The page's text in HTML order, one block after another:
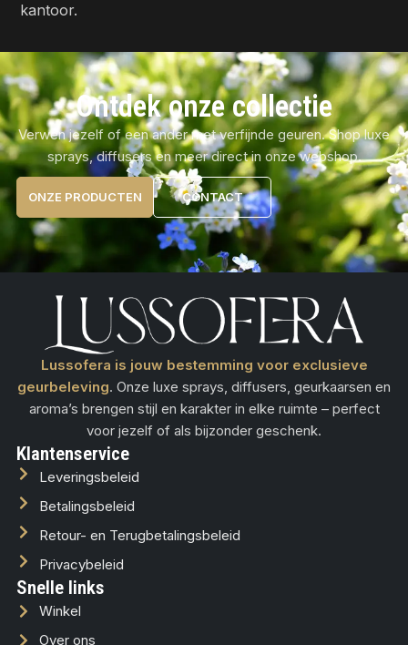
kantoor.
Ontdek onze collectie
Verwen jezelf of een ander met verfijnde geuren. Shop luxe
sprays, diffusers en meer direct in onze webshop.
ONZE PRODUCTEN CONTACT
Lussofera is jouw bestemming voor exclusieve
geurbeleving. Onze luxe sprays, diffusers, geurkaarsen en
aroma’s brengen stijl en karakter in elke ruimte – perfect
voor jezelf of als bijzonder geschenk.
Klantenservice
Leveringsbeleid
Betalingsbeleid
Retour- en Terugbetalingsbeleid
Privacybeleid
Snelle links
Winkel
Over ons